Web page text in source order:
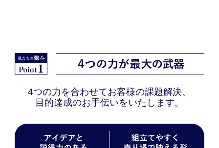
4つの力を合わせてお客様の課題解決、
目的達成のお手伝いをいたします。